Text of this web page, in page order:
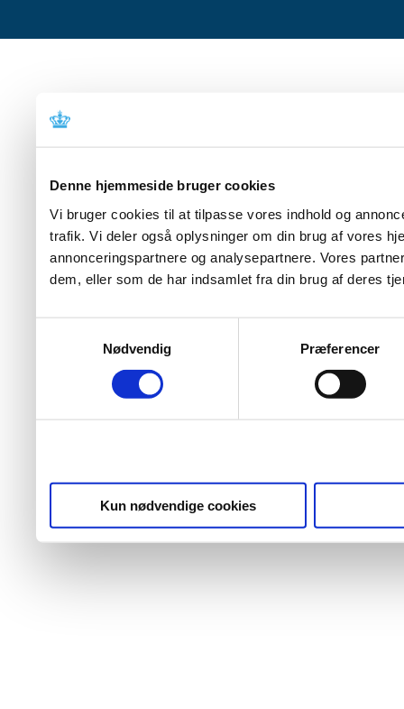
Denne hjemmeside bruger cookies
Vi bruger cookies til at tilpasse vores indhold og
trafik. Vi deler også oplysninger om din brug af vores
annonceringspartnere og analysepartnere. Vores
dem, eller som de har indsamlet fra din brug af deres
Nødvendig
Præferencer
Kun nødvendige cookies